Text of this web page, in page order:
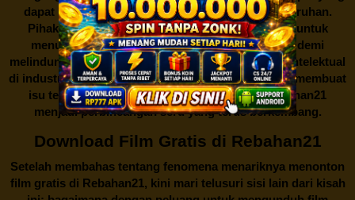
dapat merugikan industri perfilman secara keseluruhan.
Pihak berwenang pun turut terlibat dalam upaya untuk
menutup situs-situs ilegal semacam Rebahan21 demi
melindungi keberlangsungan bisnis dan kekayaan intelektual
di industri hiburan. Konflik kepentingan inilah yang membuat
isu tentang menonton film secara gratis diRebahan21
menjadi perbincangan seru yang terus berkembang.
Download Film Gratis di Rebahan21
Setelah membahas tentang fenomena menariknya menonton
film gratis di Rebahan21, kini mari telusuri sisi lain dari kisah